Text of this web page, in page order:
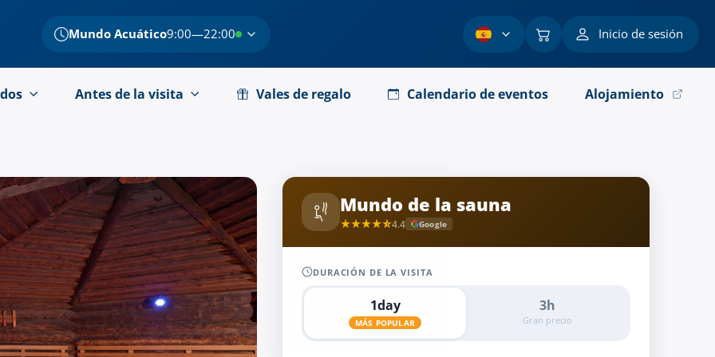
Mundo Acuático9:00—22:00 Inicio de sesión
Antes de la visita Vales de regalo Calendario de eventos Alojamiento
Mundo de la sauna
4.4 Google
DURACIÓN DE LA VISITA
1day
MÁS POPULAR
3h
Gran precio